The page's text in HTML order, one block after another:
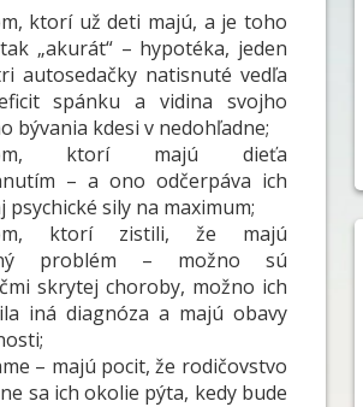
ktorí už deti majú, a je toho
„akurát“ – hypotéka, jeden
autosedačky natisnuté vedľa
spánku a vidina svojho
bývania kdesi v nedohľadne;
ktorí majú dieťa
– a ono odčerpáva ich
psychické sily na maximum;
ktorí zistili, že majú
problém – možno sú
skrytej choroby, možno ich
iná diagnóza a majú obavy
– majú pocit, že rodičovstvo
sa ich okolie pýta, kedy bude